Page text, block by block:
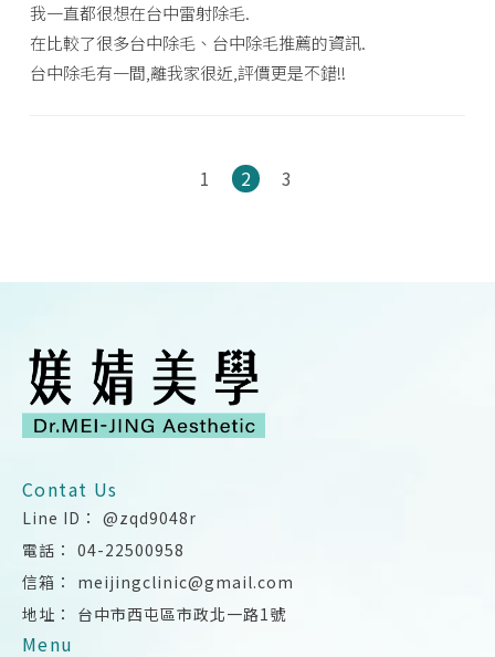
我一直都很想在台中雷射除毛.
在比較了很多台中除毛、台中除毛推薦的資訊.
台中除毛有一間,離我家很近,評價更是不錯!!
1 2 3
@zqd9048r
04-22500958
meijingclinic@gmail.com
台中市西屯區市政北一路1號